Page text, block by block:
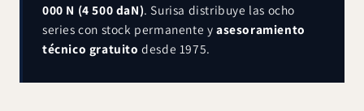
000 N (4 500 daN). Surisa distribuye las ocho
series con stock permanente yasesoramiento
técnico gratuito desde 1975.